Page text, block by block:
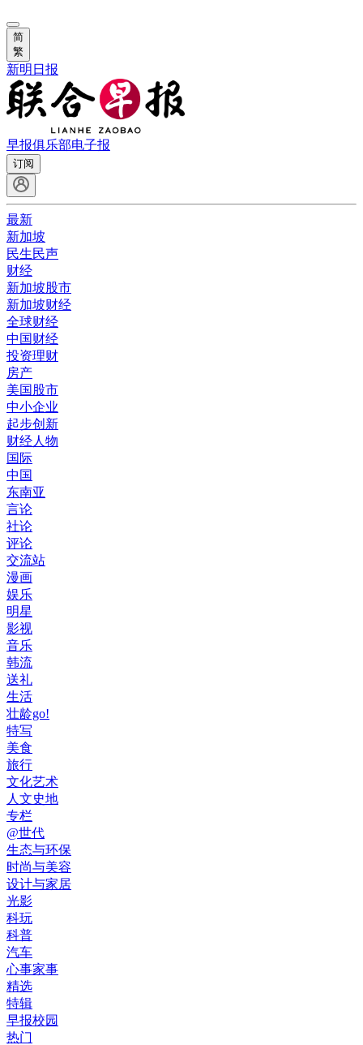
简
繁
新明日报
早报俱乐部电子报
订阅
最新
新加坡
民生民声
财经
新加坡股市
新加坡财经
全球财经
中国财经
投资理财
房产
美国股市
中小企业
起步创新
财经人物
国际
中国
东南亚
言论
社论
评论
交流站
漫画
娱乐
明星
影视
音乐
韩流
送礼
生活
壮龄go!
特写
美食
旅行
文化艺术
人文史地
专栏
@世代
生态与环保
时尚与美容
设计与家居
光影
科玩
科普
汽车
心事家事
精选
特辑
早报校园
热门